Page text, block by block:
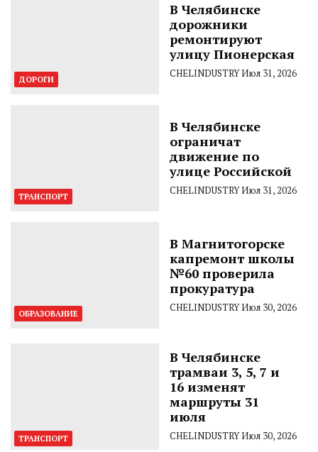
ДОРОГИ
В Челябинске
дорожники
ремонтируют
улицу Пионерская
CHELINDUSTRYИюл 31, 2026
ТРАНСПОРТ
В Челябинске
ограничат
движение по
улице Российской
CHELINDUSTRYИюл 31, 2026
ОБРАЗОВАНИЕ
В Магнитогорске
капремонт школы
№60 проверила
прокуратура
CHELINDUSTRYИюл 30, 2026
ТРАНСПОРТ
В Челябинске
трамваи 3, 5, 7 и
16 изменят
маршруты 31
июля
CHELINDUSTRYИюл 30, 2026